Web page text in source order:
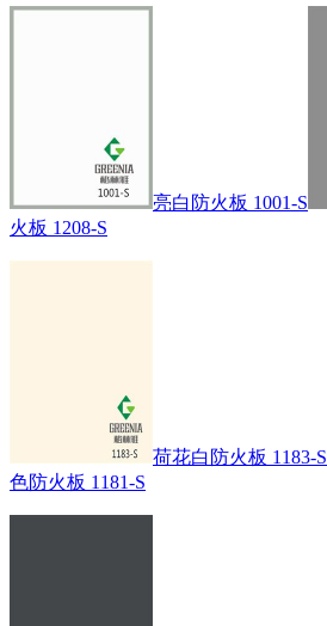
亮白防火板 1001-S
火板 1208-S
荷花白防火板 1183-S
色防火板 1181-S